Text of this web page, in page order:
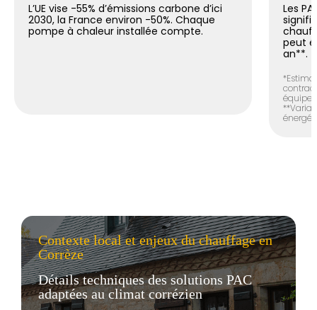
L’UE vise -55% d’émissions carbone d’ici
2030, la France environ -50%. Chaque
pompe à chaleur installée compte.
Les
peut
an**.
Contexte local et enjeux du chauffage en
Corrèze
Détails techniques des solutions PAC
adaptées au climat corrézien